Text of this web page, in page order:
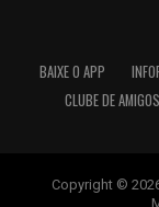
BAIXE O APP
CLUBE DE AMIGOS
Copyright ©